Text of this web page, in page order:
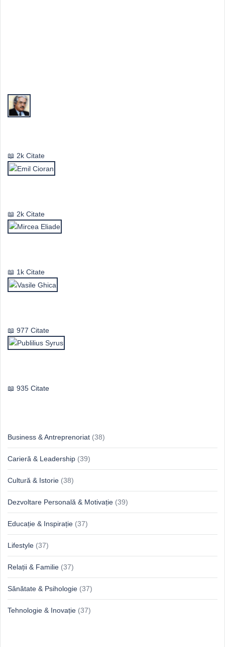
2k Citate
2k Citate
1k Citate
977 Citate
935 Citate
Business & Antreprenoriat (38)
Carieră & Leadership (39)
Cultură & Istorie (38)
Dezvoltare Personală & Motivație (39)
Educație & Inspirație (37)
Lifestyle (37)
Relații & Familie (37)
Sănătate & Psihologie (37)
Tehnologie & Inovație (37)